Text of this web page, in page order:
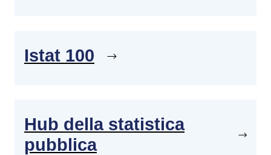
Istat 100
Hub della statistica
pubblica